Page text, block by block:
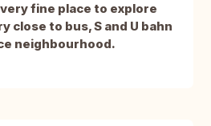
fine place to explore
close to bus, S and U bahn
neighbourhood.